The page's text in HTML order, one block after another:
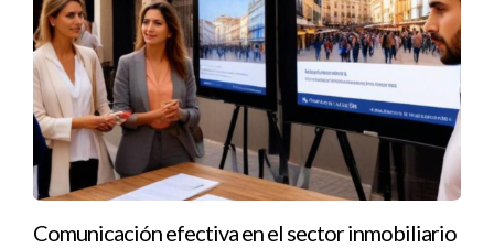
sino que también fomenta una mayor confianza entre todas
las partes involucradas. Si estás pensando en realizar alguna
operación inmobiliaria o deseas modernizar tu negocio en
este sector, considera implementar la firma electrónica como
parte fundamental de tu estrategia. Recuerda que contar con
un experto como Ignacio Valenzuela puede ser clave para
Comunicación efectiva en el sector inmobiliario